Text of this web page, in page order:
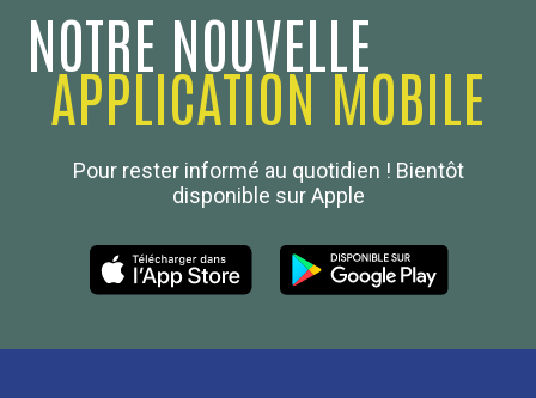
NOTRE NOUVELLE
APPLICATION MOBILE
Pour rester informé au quotidien ! Bientôt
disponible sur Apple
Boulanger de France
Les Nouvelles de la Boulangerie-Pâtisserie Française
27, av d’Eylau - 75782 Paris Cédex 16
01 53 70 16 25